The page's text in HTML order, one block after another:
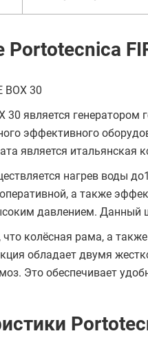
Portotecnica
BOX 30
30 является
эффективного
является итальянская
нагрев воды
а также
давлением. Данный
что колёсная рама, а
обладает двумя
Это обеспечивает